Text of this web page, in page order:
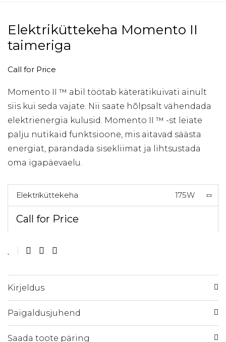
Elektriküttekeha Momento II
taimeriga
Call for Price
Momento II ™ abil töötab käterätikuivati ainult
siis kui seda vajate. Nii saate hõlpsalt vähendada
elektrienergia kulusid. Momento II ™ -st leiate
palju nutikaid funktsioone, mis aitavad säästa
energiat, parandada sisekliimat ja lihtsustada
oma igapäevaelu.
Elektriküttekeha 175W
Call for Price
Kirjeldus
Paigaldusjuhend
Saada toote päring